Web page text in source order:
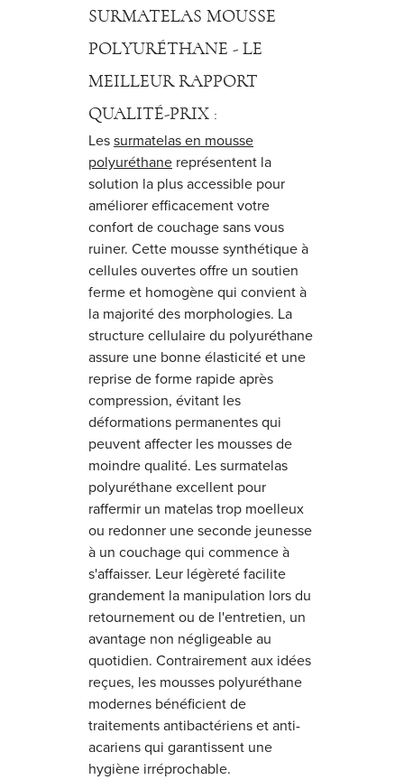
SURMATELAS MOUSSE
POLYURÉTHANE - LE
MEILLEUR RAPPORT
QUALITÉ-PRIX :
Lessurmatelas en mousse
polyuréthane représentent la
solution la plus accessible pour
améliorer efficacement votre
confort de couchage sans vous
ruiner. Cette mousse synthétique à
cellules ouvertes offre un soutien
ferme et homogène qui convient à
la majorité des morphologies. La
structure cellulaire du polyuréthane
assure une bonne élasticité et une
reprise de forme rapide après
compression, évitant les
déformations permanentes qui
peuvent affecter les mousses de
moindre qualité. Les surmatelas
polyuréthane excellent pour
raffermir un matelas trop moelleux
ou redonner une seconde jeunesse
à un couchage qui commence à
s'affaisser. Leur légèreté facilite
grandement la manipulation lors du
retournement ou de l'entretien, un
avantage non négligeable au
quotidien. Contrairement aux idées
reçues, les mousses polyuréthane
modernes bénéficient de
traitements antibactériens et anti-
acariens qui garantissent une
hygiène irréprochable.